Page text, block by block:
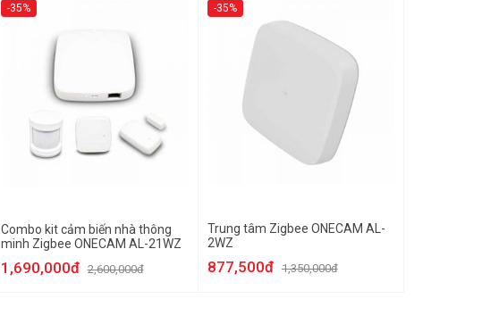
-35%
Combo kit cảm biến nhà thông
minh Zigbee ONECAM AL-21WZ
1,690,000đ 2,600,000đ
-35%
Trung tâm Zigbee ONECAM AL-
2WZ
877,500đ 1,350,000đ